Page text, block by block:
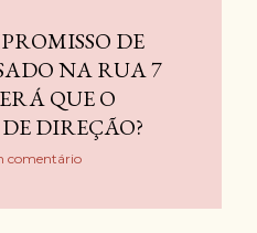
DE
NA RUA 7
QUE O
DIREÇÃO?
comentário